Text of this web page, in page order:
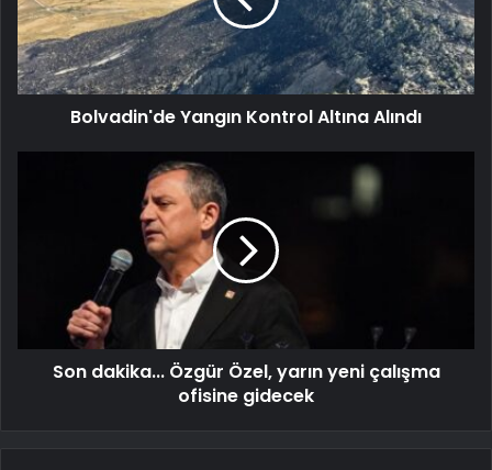
Bolvadin'de Yangın Kontrol Altına Alındı
Son dakika... Özgür Özel, yarın yeni çalışma
ofisine gidecek